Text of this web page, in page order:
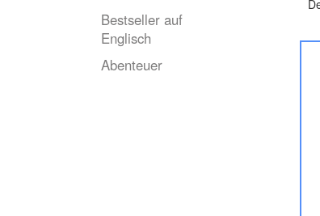
Bestseller auf
Englisch
Abenteuer